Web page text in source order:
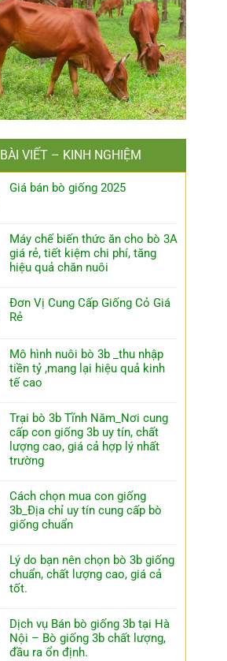
BÀI VIẾT – KINH NGHIỆM
Giá bán bò giống 2025
Máy chế biến thức ăn cho bò 3A
giá rẻ, tiết kiệm chi phí, tăng
hiệu quả chăn nuôi
Đơn Vị Cung Cấp Giống Cỏ Giá
Rẻ
Mô hình nuôi bò 3b _thu nhập
tiền tỷ ,mang lại hiệu quả kinh
tế cao
Trại bò 3b Tĩnh Năm_Nơi cung
cấp con giống 3b uy tín, chất
lượng cao, giá cả hợp lý nhất
trường
Cách chọn mua con giống
3b_Địa chỉ uy tín cung cấp bò
giống chuẩn
Lý do bạn nên chọn bò 3b giống
chuẩn, chất lượng cao, giá cả
tốt.
Dịch vụ Bán bò giống 3b tại Hà
Nội – Bò giống 3b chất lượng,
đầu ra ổn định.